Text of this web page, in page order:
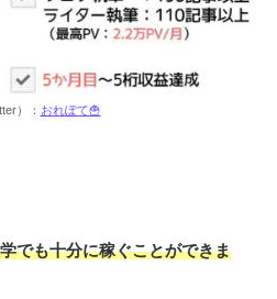
）： おれぽて🍟
でも十分に稼ぐことができま